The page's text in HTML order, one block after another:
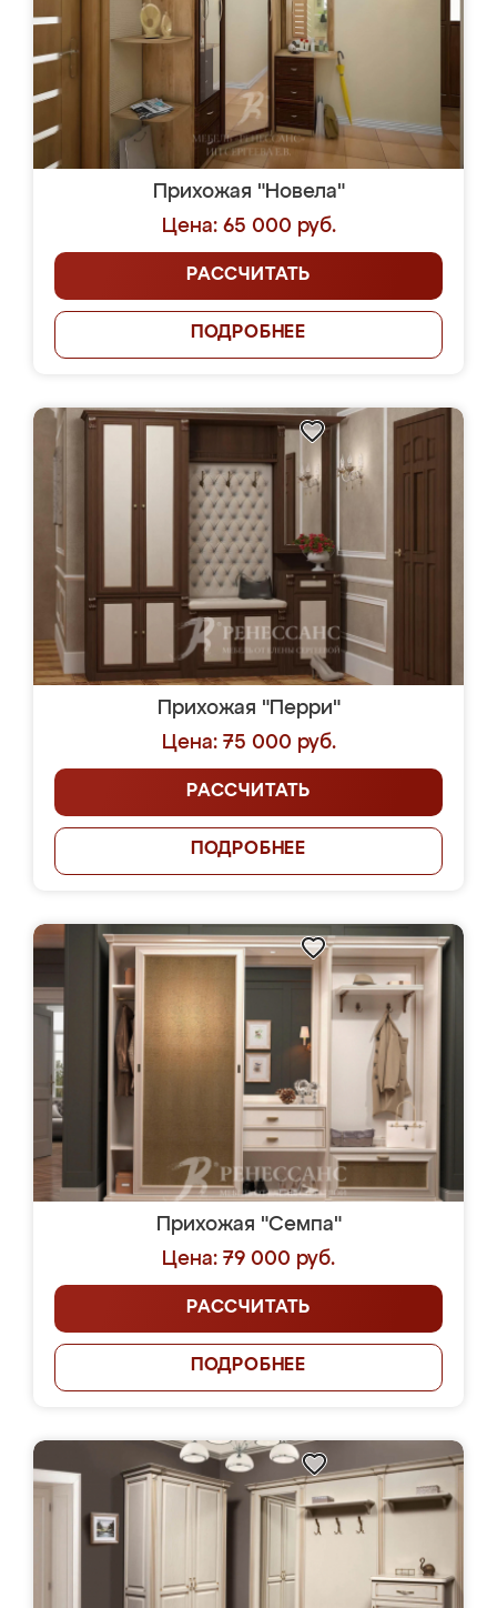
Прихожая "Новела"
Цена: 65 000 руб.
РАССЧИТАТЬ
ПОДРОБНЕЕ
Прихожая "Перри"
Цена: 75 000 руб.
РАССЧИТАТЬ
ПОДРОБНЕЕ
Прихожая "Семпа"
Цена: 79 000 руб.
РАССЧИТАТЬ
ПОДРОБНЕЕ